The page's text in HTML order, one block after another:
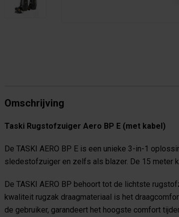
Omschrijving
Taski Rugstofzuiger Aero BP E (met kabel)
De TASKI AERO BP E is een unieke 3-in-1
sledestofzuiger en zelfs als blazer. De 15 meter
De TASKI AERO BP behoort tot de lichtste
kwaliteit rugzak draagmateriaal is het
de gebruiker, garandeert het hoogste comfort